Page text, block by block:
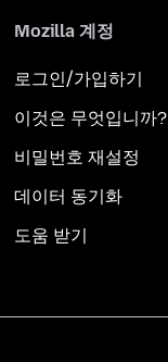
Mozilla 계정
로그인/가입하기
이것은 무엇입니까?
비밀번호 재설정
데이터 동기화
도움 받기